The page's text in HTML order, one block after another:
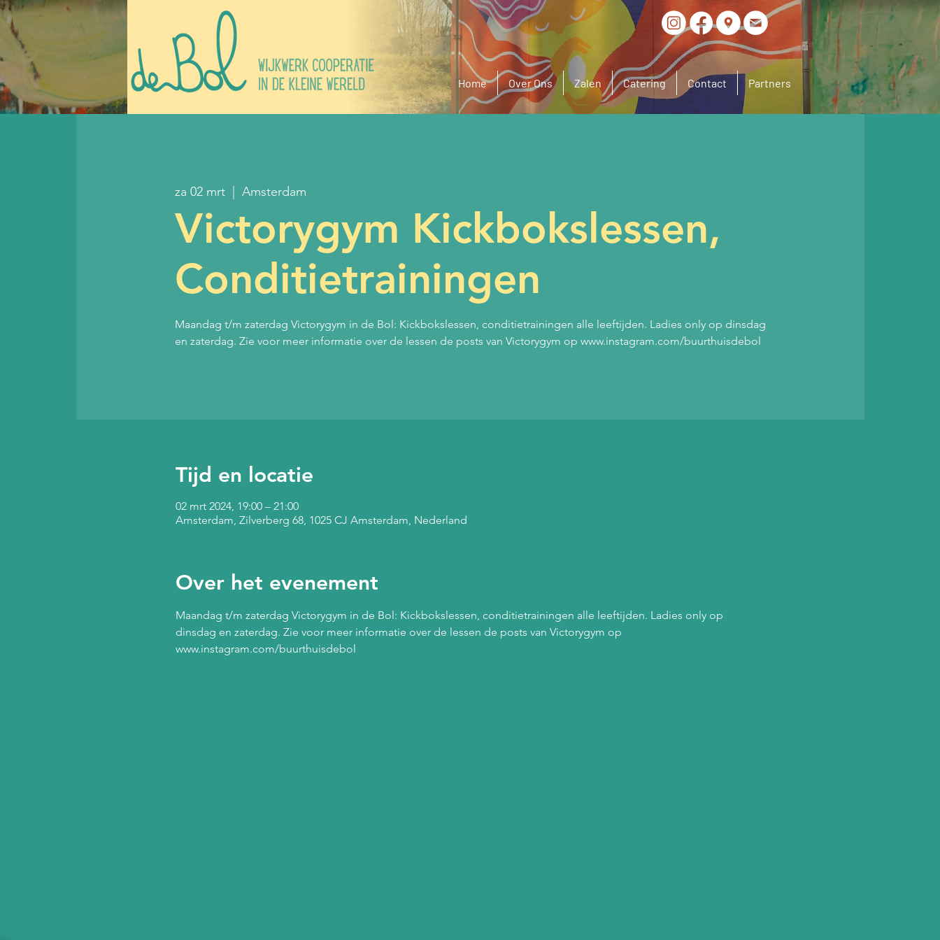
Home Over Ons Zalen Catering Contact Partners
za 02 mrt
  |
Amsterdam
Victorygym Kickbokslessen,
Conditietrainingen
Maandag t/m zaterdag Victorygym in de Bol: Kickbokslessen, conditietrainingen alle leeftijden. Ladies only op dinsdag
en zaterdag. Zie voor meer informatie over de lessen de posts van Victorygym op www.instagram.com/buurthuisdebol
Tijd en locatie
02 mrt 2024, 19:00 – 21:00
Amsterdam, Zilverberg 68, 1025 CJ Amsterdam, Nederland
Over het evenement
Maandag t/m zaterdag Victorygym in de Bol: Kickbokslessen, conditietrainingen alle leeftijden. Ladies only op
dinsdag en zaterdag. Zie voor meer informatie over de lessen de posts van Victorygym op
www.instagram.com/buurthuisdebol